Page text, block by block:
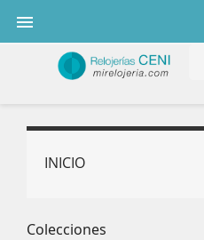

INICIO
Colecciones